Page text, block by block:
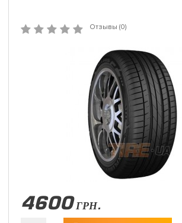
Отзывы (0)
4600 ГРН.